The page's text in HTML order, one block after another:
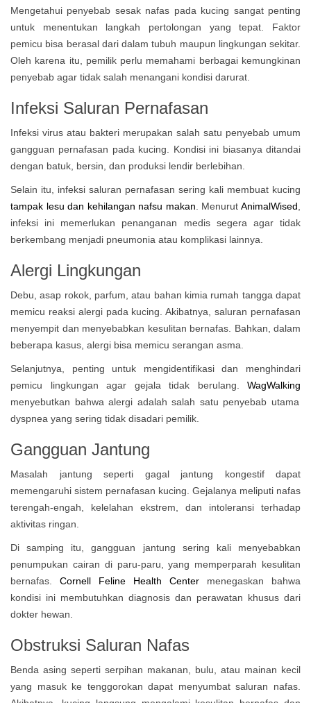
Mengetahui penyebab sesak nafas pada kucing sangat penting
untuk menentukan langkah pertolongan yang tepat. Faktor
pemicu bisa berasal dari dalam tubuh maupun lingkungan sekitar.
Oleh karena itu, pemilik perlu memahami berbagai kemungkinan
penyebab agar tidak salah menangani kondisi darurat.
Infeksi Saluran Pernafasan
Infeksi virus atau bakteri merupakan salah satu penyebab umum
gangguan pernafasan pada kucing. Kondisi ini biasanya ditandai
dengan batuk, bersin, dan produksi lendir berlebihan.
Selain itu, infeksi saluran pernafasan sering kali membuat kucing
tampak lesu dan kehilangan nafsu makan . Menurut AnimalWised
infeksi ini memerlukan penanganan medis segera agar tidak
berkembang menjadi pneumonia atau komplikasi lainnya.
Alergi Lingkungan
Debu, asap rokok, parfum, atau bahan kimia rumah tangga dapat
memicu reaksi alergi pada kucing. Akibatnya, saluran pernafasan
menyempit dan menyebabkan kesulitan bernafas. Bahkan, dalam
beberapa kasus, alergi bisa memicu serangan asma.
Selanjutnya, penting untuk mengidentifikasi dan menghindari
pemicu lingkungan agar gejala tidak berulang.
WagWalking
menyebutkan bahwa alergi adalah salah satu penyebab utama
dyspnea yang sering tidak disadari pemilik.
Gangguan Jantung
Masalah jantung seperti gagal jantung kongestif dapat
memengaruhi sistem pernafasan kucing. Gejalanya meliputi nafas
terengah-engah, kelelahan ekstrem, dan intoleransi terhadap
aktivitas ringan.
Di samping itu, gangguan jantung sering kali menyebabkan
penumpukan cairan di paru-paru, yang memperparah kesulitan
bernafas.
Cornell Feline Health Center menegaskan bahwa
kondisi ini membutuhkan diagnosis dan perawatan khusus dari
dokter hewan.
Obstruksi Saluran Nafas
Benda asing seperti serpihan makanan, bulu, atau mainan kecil
yang masuk ke tenggorokan dapat menyumbat saluran nafas.